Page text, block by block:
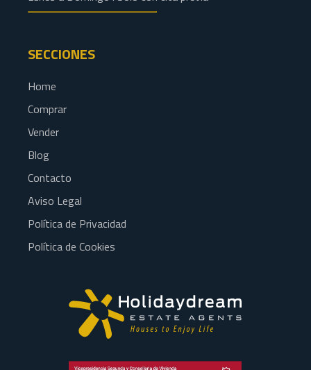
SECCIONES
Home
Comprar
Vender
Blog
Contacto
Aviso Legal
Política de Privacidad
Política de Cookies